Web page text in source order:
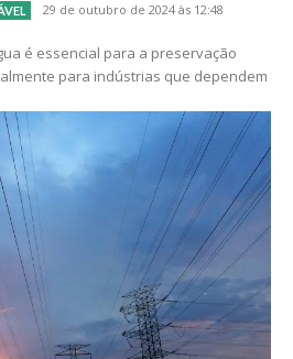
29 de outubro de 2024 às 12:48
é essencial para a preservação
para indústrias que dependem